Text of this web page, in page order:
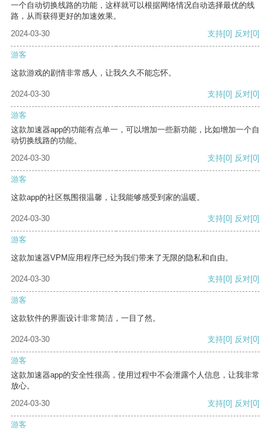
一个自动切换线路的功能，这样就可以根据网络情况自动选择最优的线
路，从而获得更好的加速效果。
2024-03-30
支持[0] 反对[0]
游客
这款游戏的剧情非常感人，让我久久不能忘怀。
2024-03-30 支持[0] 反对[0]
游客
这款加速器app的功能有点单一，可以增加一些新功能，比如增加一个自
动切换线路的功能。
2024-03-30
支持[0] 反对[0]
游客
这款app的社区氛围很温馨，让我能够感受到家的温暖。
2024-03-30 支持[0] 反对[0]
游客
这款加速器VPM应用程序已经为我们带来了无限的隐私和自由。
2024-03-30 支持[0] 反对[0]
游客
这款软件的界面设计非常简洁，一目了然。
2024-03-30 支持[0] 反对[0]
游客
这款加速器app的安全性很高，使用过程中不会泄露个人信息，让我非常
放心。
2024-03-30
支持[0] 反对[0]
游客